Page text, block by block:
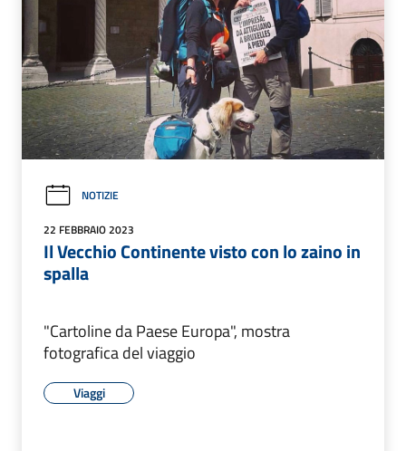
NOTIZIE
22 FEBBRAIO 2023
Il Vecchio Continente visto con lo zaino in
spalla
"Cartoline da Paese Europa", mostra
fotografica del viaggio
Viaggi